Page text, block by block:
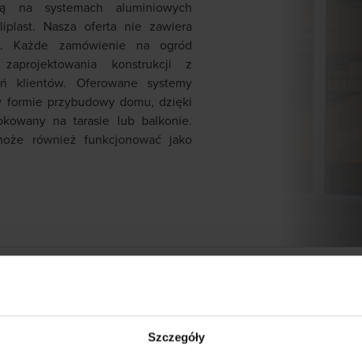
Szczegóły
na systemach aluminiowych
Nasza oferta nie zawiera
Każde zamówienie na ogród
konstrukcji z
klientów. Oferowane systemy
przybudowy domu, dzięki
na tarasie lub balkonie.
również funkcjonować jako